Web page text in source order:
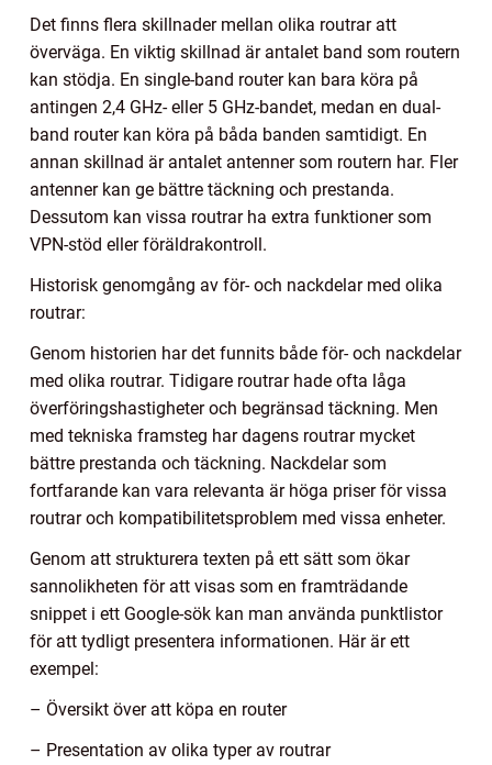
Det finns flera skillnader mellan olika routrar att
överväga. En viktig skillnad är antalet band som routern
kan stödja. En single-band router kan bara köra på
antingen 2,4 GHz- eller 5 GHz-bandet, medan en dual-
band router kan köra på båda banden samtidigt. En
annan skillnad är antalet antenner som routern har. Fler
antenner kan ge bättre täckning och prestanda.
Dessutom kan vissa routrar ha extra funktioner som
VPN-stöd eller föräldrakontroll.
Historisk genomgång av för- och nackdelar med olika
routrar:
Genom historien har det funnits både för- och nackdelar
med olika routrar. Tidigare routrar hade ofta låga
överföringshastigheter och begränsad täckning. Men
med tekniska framsteg har dagens routrar mycket
bättre prestanda och täckning. Nackdelar som
fortfarande kan vara relevanta är höga priser för vissa
routrar och kompatibilitetsproblem med vissa enheter.
Genom att strukturera texten på ett sätt som ökar
sannolikheten för att visas som en framträdande
snippet i ett Google-sök kan man använda punktlistor
för att tydligt presentera informationen. Här är ett
exempel:
– Översikt över att köpa en router
– Presentation av olika typer av routrar